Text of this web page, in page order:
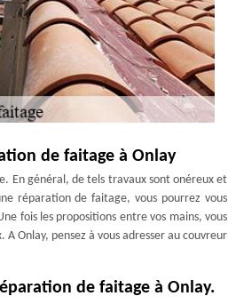
de faitage à Onlay
En général, de tels travaux sont onéreux et
réparation de faitage, vous pourrez vous
fois les propositions entre vos mains, vous
Onlay, pensez à vous adresser au couvreur
de faitage à Onlay.